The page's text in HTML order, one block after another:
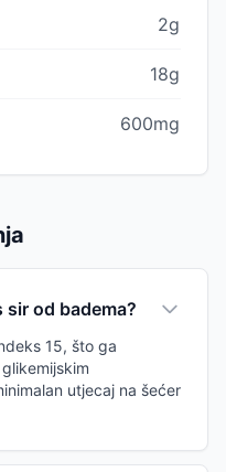
2g
18g
600mg
sir od badema?
15, što ga
utjecaj na šećer